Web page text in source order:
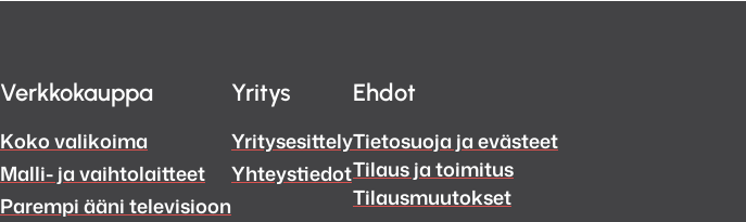
Verkkokauppa
Koko valikoima
Malli- ja vaihtolaitteet
Parempi ääni televisioon
Yritys
Yritysesittely
Yhteystiedot
Ehdot
Tietosuoja ja evästeet
Tilaus ja toimitus
Tilausmuutokset